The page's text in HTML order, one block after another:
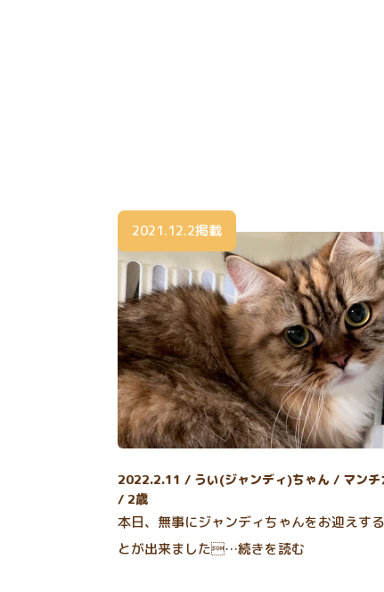
2021.12.2掲載
2022.2.11 / うい(ジャンディ)ちゃん / マンチ
/ 2歳
本日、無事にジャンディちゃんをお迎えす
とが出来ました…続きを読む